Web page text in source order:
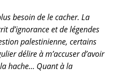
besoin de le cacher. La
d’ignorance et de légendes
palestinienne, certains
délire à m’accuser d’avoir
hache… Quant à la